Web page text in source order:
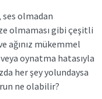
ses olmadan
olmaması gibi çeşitli
ağınız mükemmel
oynatma hatasıyla
her şey yolundaysa
ne olabilir?